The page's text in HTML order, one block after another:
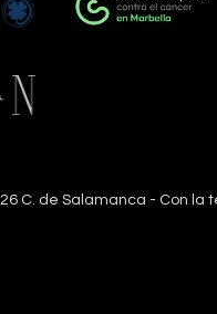
C. de Salamanca - Con la